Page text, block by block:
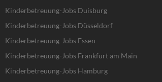
Kinderbetreuung-Jobs Duisburg
Kinderbetreuung-Jobs Düsseldorf
Kinderbetreuung-Jobs Essen
Kinderbetreuung-Jobs Frankfurt am Main
Kinderbetreuung-Jobs Hamburg